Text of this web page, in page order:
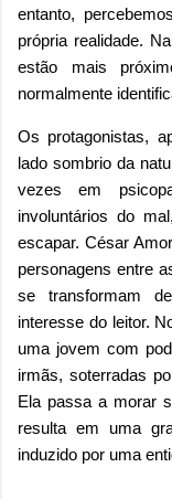
entanto,
própria realidade.
estão mais
normalmente
Os protagonistas,
lado sombrio da
vezes em
involuntários do
escapar. César
personagens entre
se transformam
interesse do leitor.
uma jovem com
irmãs, soterradas
Ela passa a morar
resulta em uma
induzido por uma